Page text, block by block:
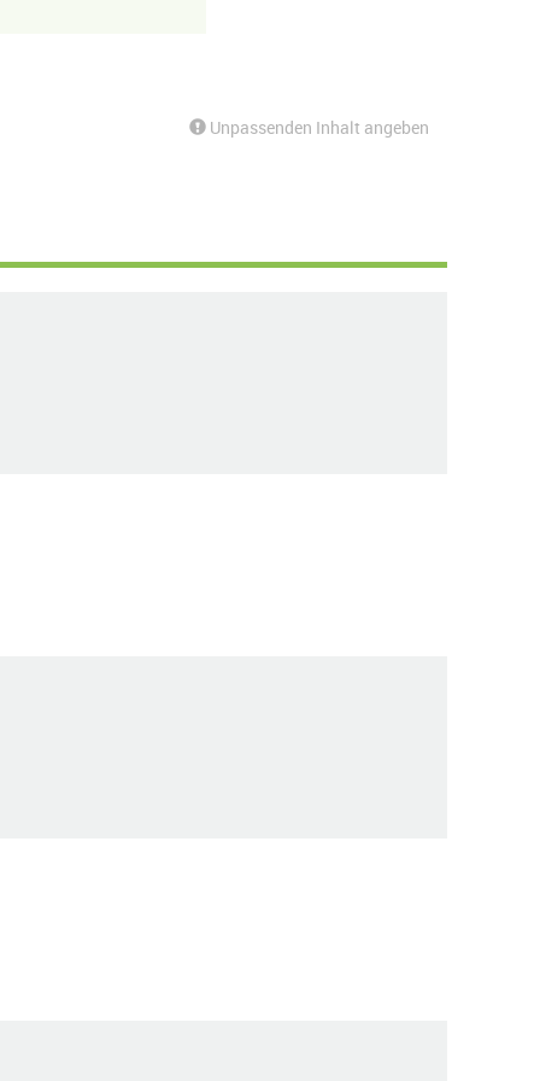
Unpassenden Inhalt angeben